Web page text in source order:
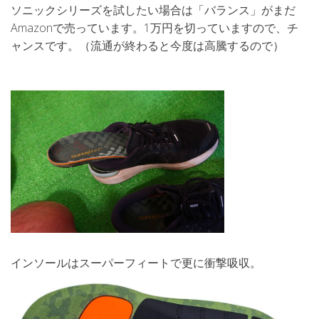
ソニックシリーズを試したい場合は「バランス」がまだ
Amazonで売っています。1万円を切っていますので、チ
ャンスです。（流通が終わると今度は高騰するので）
インソールはスーパーフィートで更に衝撃吸収。